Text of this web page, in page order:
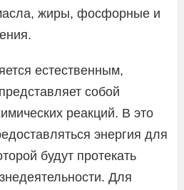
жиры, фосфорные и
естественным,
собой
реакций. В это
энергия для
будут протекать
Для